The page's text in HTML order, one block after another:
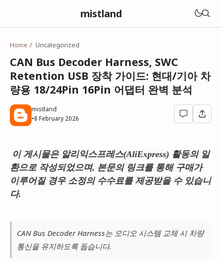
mistland
Home Uncategorized
CAN Bus Decoder Harness, SWC
Retention USB 장착 가이드: 현대/기아 차
량용 18/24Pin 16Pin 어댑터 완벽 분석
mistland
•8 February 2026
이 게시물은 알리익스프레스(AliExpress) 활동의 일
환으로 작성되었으며, 본문의 링크를 통해 구매가
이루어질 경우 소정의 수수료를 제공받을 수 있습니
다.
CAN Bus Decoder Harness는 오디오 시스템 교체 시 차량
통신을 유지하도록 돕습니다.